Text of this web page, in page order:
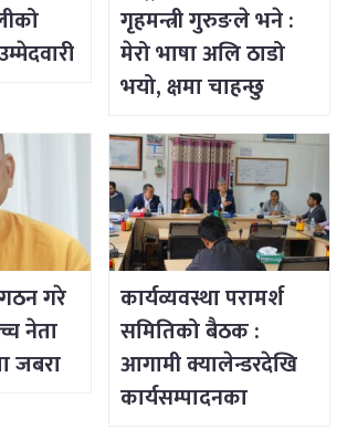
गृहमन्त्री गुरुङले भने :
मेरो भाषा अलि ठाडो
भयो, क्षमा चाहन्छु
गरे
नेता
जबरा
कार्यव्यवस्था परामर्श
समितिको बैठक :
आगामी क्यालेन्डरदेखि
कार्यसम्पादनका